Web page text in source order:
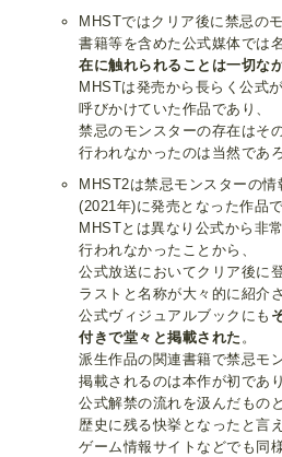
MHSTではクリア後に禁忌の
書籍等を含めた公式媒体では
在に触れられることは一切な
MHSTは発売から長らく公式
呼びかけていた作品であり、
禁忌のモンスターの存在はそ
行われなかったのは当然であろ
MHST2は禁忌モンスターの
(2021年)に発売となった作品で
MHSTとは異なり公式から非
行われなかったことから、
公式放送においてクリア後に
ラストと名称が大々的に紹介さ
公式ヴィジュアルブックにも
付きで堂々と掲載された 。
派生作品の関連書籍で禁忌モ
掲載されるのは本作が初であり
公式解禁の流れを汲んだもの
歴史に残る快挙となったと言
ゲーム情報サイトなどでも同